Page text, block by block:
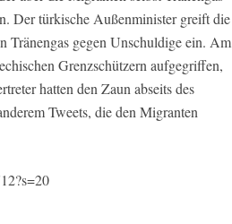
Der türkische Außenminister greift die
Tränengas gegen Unschuldige ein. Am
Grenzschützern aufgegriffen,
hatten den Zaun abseits des
Tweets, die den Migranten